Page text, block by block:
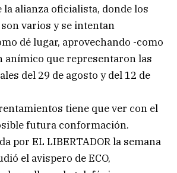
la alianza oficialista, donde los
varios y se intentan
dé lugar, aprovechando -como
anímico que representaron las
del 29 de agosto y del 12 de
tiene que ver con el
futura conformación.
por EL LIBERTADOR la semana
el avispero de ECO,